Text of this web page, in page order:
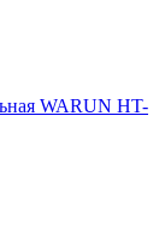
WARUN HT-